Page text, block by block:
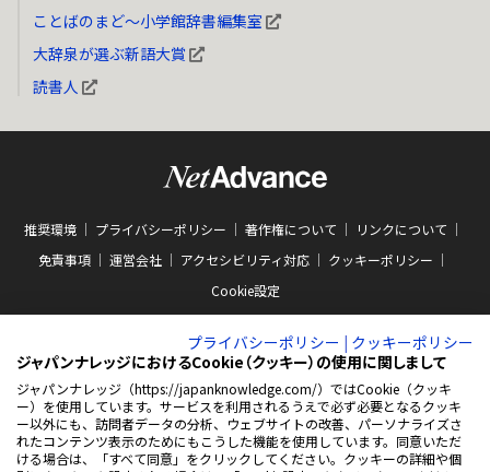
ことばのまど～小学館辞書編集室
大辞泉が選ぶ新語大賞
読書人
推奨環境 プライバシーポリシー 著作権について
リンクについて
免責事項
運営会社 アクセシビリティ対応
クッキーポリシー
Cookie設定
ABJマークは、この電子書店・電子書籍配信サービスが、著作権者からコンテン
ツ使用許諾を得た正規版配信サービスであることを示す商標（登録番号 第
10981000号）です。ABJマークの詳細、ABJマークを掲示しているサービスの一
覧はこちらをご覧ください。
AEBS 電子出版制作・流通協議会
プライバシーポリシー | クッキーポリシー
ジャパンナレッジにおけるCookie（クッキー）の使用に関しまして
ジャパンナレッジ（https://japanknowledge.com/）ではCookie（クッキ
ー）を使用しています。サービスを利用されるうえで必ず必要となるクッキ
ー以外にも、訪問者データの分析、ウェブサイトの改善、パーソナライズさ
れたコンテンツ表示のためにもこうした機能を使用しています。同意いただ
ける場合は、「すべて同意」をクリックしてください。クッキーの詳細や個